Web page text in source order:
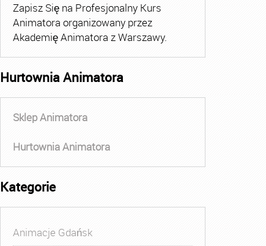
Zapisz Się na Profesjonalny Kurs
Animatora organizowany przez
Akademię Animatora z Warszawy.
Hurtownia Animatora
Sklep Animatora
Hurtownia Animatora
Kategorie
Animacje Gdańsk